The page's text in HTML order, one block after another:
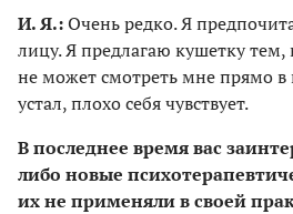
И. Я.:Очень редко. Я
лицу. Я предлагаю кушетку тем,
не может смотреть мне прямо в
устал, плохо себя чувствует.
В последнее время вас
либо новые
их не применяли в своей